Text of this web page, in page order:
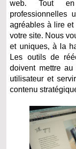
web. Tout en
professionnelles
agréables à lire
votre site. Nous
et uniques, à la
Les outils de
doivent mettre
utilisateur et
contenu